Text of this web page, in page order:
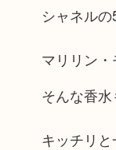
シャネル
マリリン・
そんな香
キッチリ